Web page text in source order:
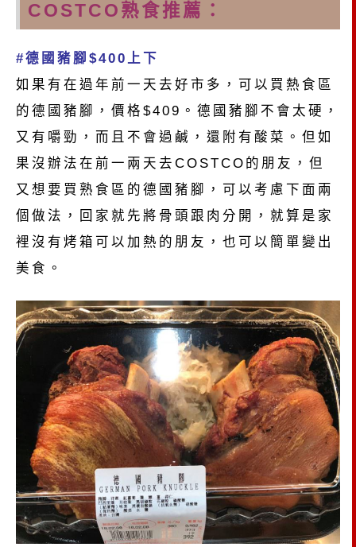
COSTCO熟食推薦：
#德國豬腳$400上下
如果有在過年前一天去好市多，可以買熱食區
的德國豬腳，價格$409。德國豬腳不會太硬，
又有嚼勁，而且不會過鹹，還附有酸菜。但如
果沒辦法在前一兩天去COSTCO的朋友，但
又想要買熟食區的德國豬腳，可以考慮下面兩
個做法，回家就先將骨頭跟肉分開，就算是家
裡沒有烤箱可以加熱的朋友，也可以簡單變出
美食。